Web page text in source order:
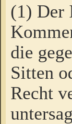
(1) Der
die
Sitten
Recht